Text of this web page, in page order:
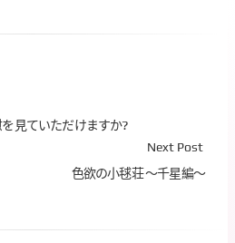
見ていただけますか?
Next Post
色欲の小毬荘 ～千星編～